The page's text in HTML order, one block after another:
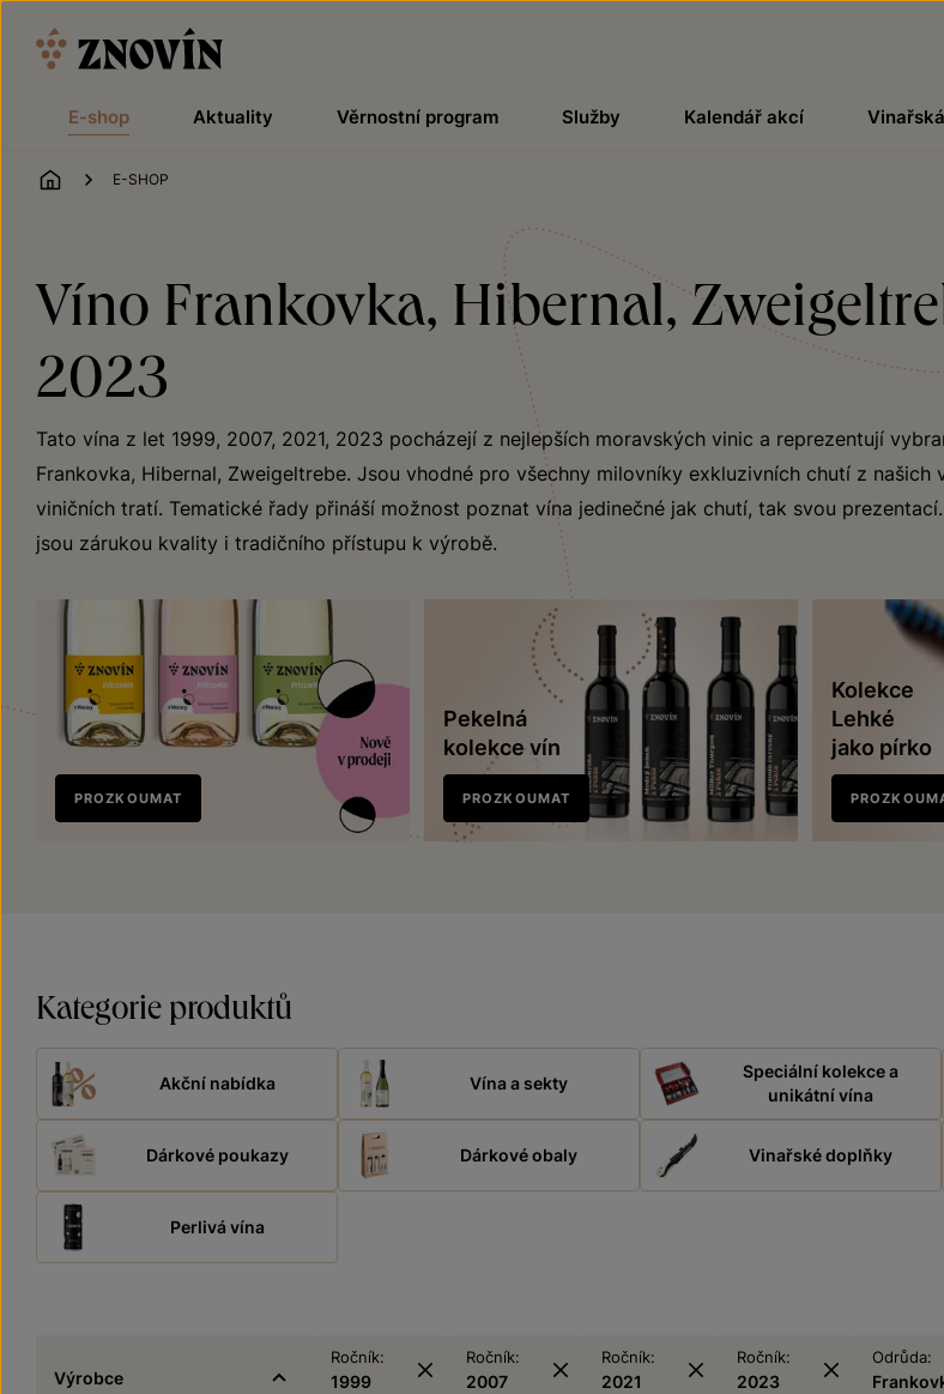
E-shop Aktuality Věrnostní program Služby Kalendář akcí
ÚVOD
E-SHOP
Víno Frankovka, Hibernal,
2023
Tato vína z let 1999, 2007, 2021, 2023 pocházejí z nejlepších moravských vinic a reprezentují
Frankovka, Hibernal, Zweigeltrebe. Jsou vhodné pro všechny milovníky exkluzivních chutí z našich
viničních tratí. Tematické řady přináší možnost poznat vína jedinečné jak chutí, tak svou
jsou zárukou kvality i tradičního přístupu k výrobě.
Nově
v prodeji
PROZKOUMAT
Pekelná
kolekce vín
PROZKOUMAT
Kolekce
Lehké
jako pírko
Kategorie produktů
Akční nabídka Vína a sekty
Speciální kolekce a
unikátní vína
Dárkové poukazy Dárkové obaly Vinařské doplňky
Perlivá vína
Výrobce
Ročník:
1999
Ročník:
2007
Ročník:
2021
Ročník:
2023
Odrůda: